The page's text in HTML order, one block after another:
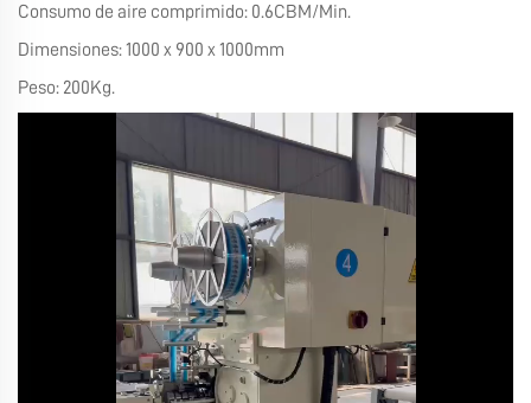
Consumo de aire comprimido: 0.6CBM/Min.
Dimensiones: 1000 x 900 x 1000mm
Peso: 200Kg.